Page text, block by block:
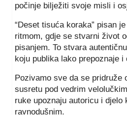
počinje bilježiti svoje misli i
“Deset tisuća koraka” pisan
ritmom, gdje se stvarni život
pisanjem. To stvara
koju publika lako prepoznaje i
Pozivamo sve da se pridruže
susretu pod vedrim
ruke upoznaju autoricu i djelo
ravnodušnim.